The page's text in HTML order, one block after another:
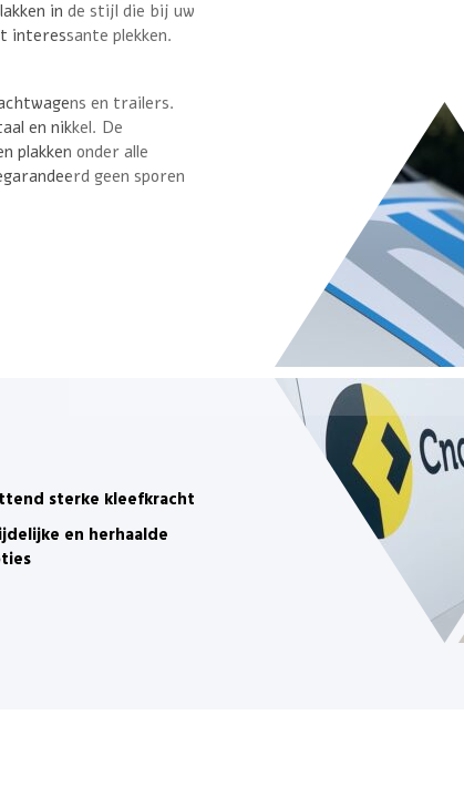
in de stijl die bij uw
interessante plekken.
en trailers.
en nikkel. De
plakken onder alle
geen sporen
sterke kleefkracht
en herhaalde